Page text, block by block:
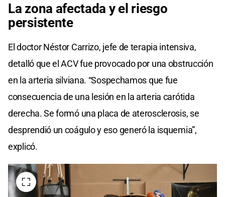
La zona afectada y el riesgo
persistente
El doctor Néstor Carrizo, jefe de terapia intensiva,
detalló que el ACV fue provocado por una obstrucción
en la arteria silviana. “Sospechamos que fue
consecuencia de una lesión en la arteria carótida
derecha. Se formó una placa de aterosclerosis, se
desprendió un coágulo y eso generó la isquemia”,
explicó.